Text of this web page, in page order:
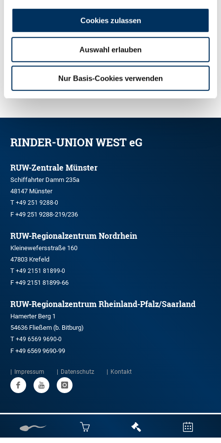
Cookies zulassen
Auswahl erlauben
Nur Basis-Cookies verwenden
ZUR ÜBERSICHT
RINDER-UNION WEST eG
RUW-Zentrale Münster
Schiffahrter Damm 235a
48147 Münster
T +49 251 9288-0
F +49 251 9288-219/236
RUW-Regionalzentrum Nordrhein
Kleinewefersstraße 160
47803 Krefeld
T +49 2151 81899-0
F +49 2151 81899-66
RUW-Regionalzentrum Rheinland-Pfalz/Saarland
Hamerter Berg 1
54636 Fließem (b. Bitburg)
T +49 6569 9690-0
F +49 6569 9690-99
Impressum Datenschutz Kontakt